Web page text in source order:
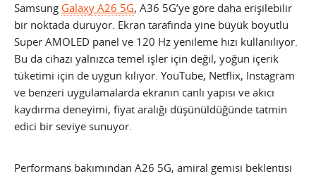
Samsung Galaxy A26 5G, A36 5G’ye göre daha erişilebilir
bir noktada duruyor. Ekran tarafında yine büyük boyutlu
Super AMOLED panel ve 120 Hz yenileme hızı kullanılıyor.
Bu da cihazı yalnızca temel işler için değil, yoğun içerik
tüketimi için de uygun kılıyor. YouTube, Netflix, Instagram
ve benzeri uygulamalarda ekranın canlı yapısı ve akıcı
kaydırma deneyimi, fiyat aralığı düşünüldüğünde tatmin
edici bir seviye sunuyor.
Performans bakımından A26 5G, amiral gemisi beklentisi